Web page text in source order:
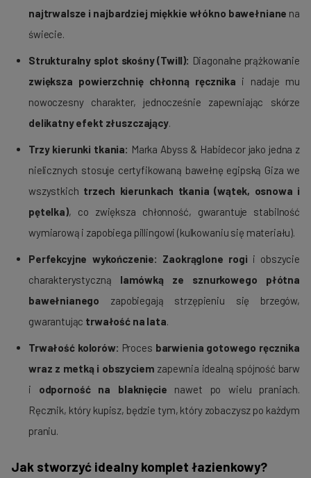
najtrwalsze i najbardziej miękkie włókno bawełniane na
świecie.
Strukturalny splot skośny (Twill): Diagonalne prążkowanie
zwiększa powierzchnię chłonną ręcznika i nadaje mu
nowoczesny charakter, jednocześnie zapewniając skórze
delikatny efekt złuszczający.
Trzy kierunki tkania: Marka Abyss & Habidecor jako jedna z
nielicznych stosuje certyfikowaną bawełnę egipską Giza we
wszystkich trzech kierunkach tkania (wątek, osnowa i
pętelka), co zwiększa chłonność, gwarantuje stabilność
wymiarową i zapobiega pillingowi (kulkowaniu się materiału).
Perfekcyjne wykończenie: Zaokrąglone rogi i obszycie
charakterystyczną lamówką ze sznurkowego płótna
bawełnianego zapobiegają strzępieniu się brzegów,
gwarantując trwałość na lata.
Trwałość kolorów: Proces barwienia gotowego ręcznika
wraz z metką i obszyciem zapewnia idealną spójność barw
i odporność na blaknięcie nawet po wielu praniach.
Ręcznik, który kupisz, będzie tym, który zobaczysz po każdym
praniu.
Jak stworzyć idealny komplet łazienkowy?